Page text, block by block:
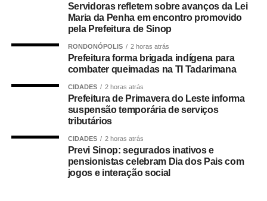
combate aos incêndios junto com o Corpo de Bombeiros.
Ainda na Tadarimana, o secretário explica que estão
sendo feitos os aceiros ao redor da aldeia. Os aceiros são
faixas de terra sem vegetação que são utilizados para
prevenir e ajudar no combate aos incêndios em áreas de
vegetação.
COMENTE ABAIXO:
WhatsApp
Facebook
Twitter
Messenger
LinkedIn
Share
Servidoras refletem sobre avanços da Lei
Maria da Penha em encontro promovido
pela Prefeitura de Sinop
RONDONÓPOLIS 2 horas atrás
Prefeitura forma brigada indígena para
combater queimadas na TI Tadarimana
CIDADES 2 horas atrás
Prefeitura de Primavera do Leste informa
suspensão temporária de serviços
tributários
CIDADES 2 horas atrás
Previ Sinop: segurados inativos e
pensionistas celebram Dia dos Pais com
jogos e interação social